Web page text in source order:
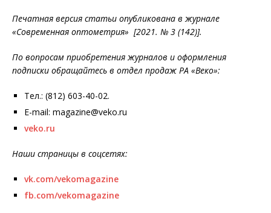
Печатная версия статьи опубликована в журнале
«Современная оптометрия» [2021. № 3 (142)].
По вопросам приобретения журналов и оформления
подписки обращайтесь в отдел продаж РА «Веко»:
Тел.: (812) 603-40-02.
E-mail: magazine@veko.ru
veko.ru
Наши страницы в соцсетях:
vk.com/vekomagazine
fb.com/vekomagazine